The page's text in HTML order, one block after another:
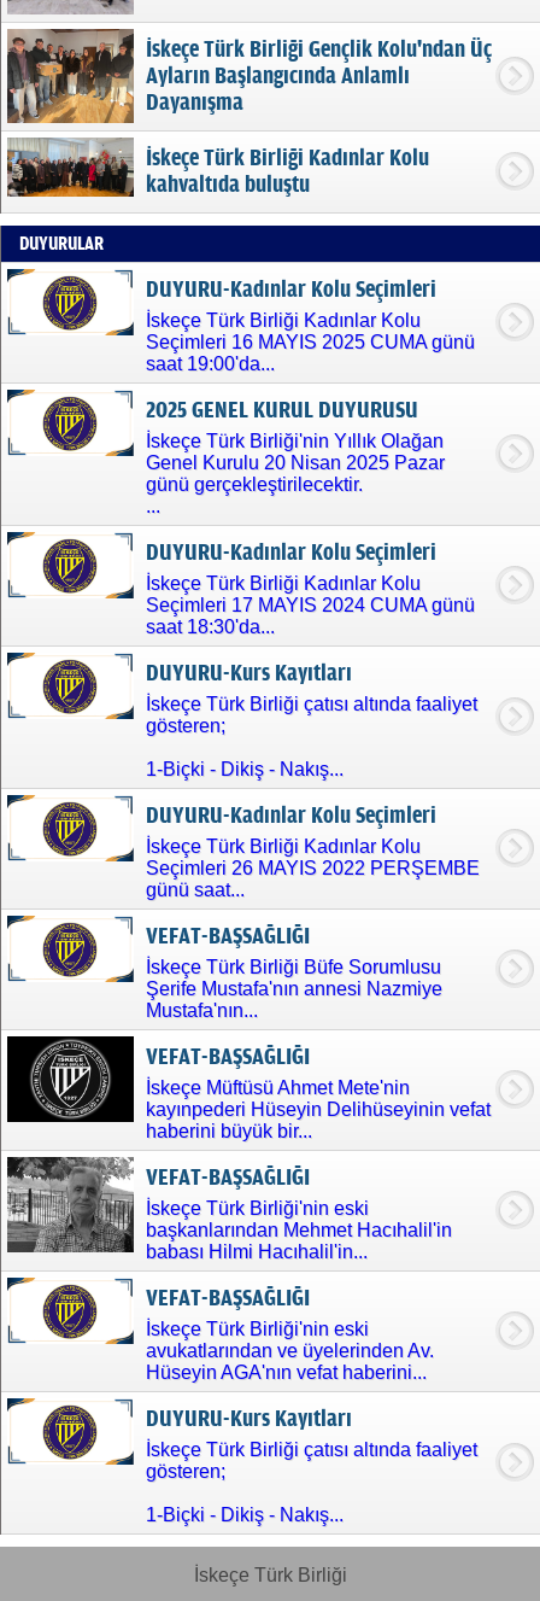
İskeçe Türk Birliği Gençlik Kolu'ndan Üç
Ayların Başlangıcında Anlamlı
Dayanışma
İskeçe Türk Birliği Kadınlar Kolu
kahvaltıda buluştu
DUYURULAR
DUYURU-Kadınlar Kolu Seçimleri
İskeçe Türk Birliği Kadınlar Kolu
Seçimleri 16 MAYIS 2025 CUMA günü
saat 19:00'da...
2025 GENEL KURUL DUYURUSU
İskeçe Türk Birliği'nin Yıllık Olağan
Genel Kurulu 20 Nisan 2025 Pazar
günü gerçekleştirilecektir.
...
DUYURU-Kadınlar Kolu Seçimleri
İskeçe Türk Birliği Kadınlar Kolu
Seçimleri 17 MAYIS 2024 CUMA günü
saat 18:30'da...
DUYURU-Kurs Kayıtları
İskeçe Türk Birliği çatısı altında faaliyet
gösteren;
1-Biçki - Dikiş - Nakış...
DUYURU-Kadınlar Kolu Seçimleri
İskeçe Türk Birliği Kadınlar Kolu
Seçimleri 26 MAYIS 2022 PERŞEMBE
günü saat...
VEFAT-BAŞSAĞLIĞI
İskeçe Türk Birliği Büfe Sorumlusu
Şerife Mustafa'nın annesi Nazmiye
Mustafa'nın...
VEFAT-BAŞSAĞLIĞI
İskeçe Müftüsü Ahmet Mete'nin
kayınpederi Hüseyin Delihüseyinin vefat
haberini büyük bir...
VEFAT-BAŞSAĞLIĞI
İskeçe Türk Birliği'nin eski
başkanlarından Mehmet Hacıhalil'in
babası Hilmi Hacıhalil'in...
VEFAT-BAŞSAĞLIĞI
İskeçe Türk Birliği'nin eski
avukatlarından ve üyelerinden Av.
Hüseyin AGA'nın vefat haberini...
DUYURU-Kurs Kayıtları
İskeçe Türk Birliği çatısı altında faaliyet
gösteren;
1-Biçki - Dikiş - Nakış...
İskeçe Türk Birliği